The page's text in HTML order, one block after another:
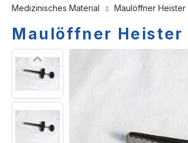
Medizinisches Material Maulöffner Heister
Maulöffner Heister
Skip
end
of
the
images
Skip
beginning
of
the
images